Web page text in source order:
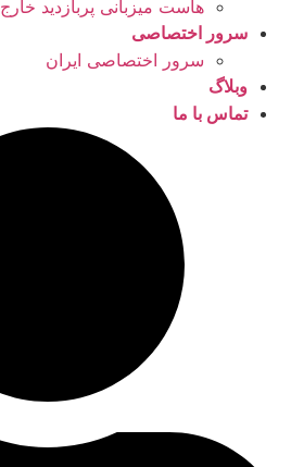
هاست میزبانی پربازدید خارج
سرور اختصاصی
سرور اختصاصی ایران
وبلاگ
تماس با ما